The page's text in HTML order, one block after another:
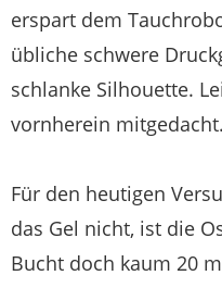
erspart dem
übliche schwere
schlanke Silhouette.
vornherein mitgedacht.
Für den heutigen
das Gel nicht, ist die
Bucht doch kaum 20